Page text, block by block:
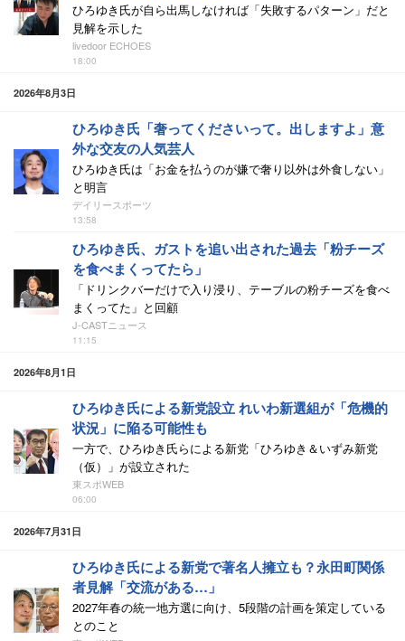
ひろゆき氏が自ら出馬しなければ「失敗するパターン」だと
見解を示した
livedoor ECHOES
18:00
2026年8月3日
ひろゆき氏「奢ってくださいって。出しますよ」意
外な交友の人気芸人
ひろゆき氏は「お金を払うのが嫌で奢り以外は外食しない」
と明言
デイリースポーツ
13:58
ひろゆき氏、ガストを追い出された過去「粉チーズ
を食べまくってたら」
「ドリンクバーだけで入り浸り、テーブルの粉チーズを食べ
まくってた」と回顧
J-CASTニュース
11:15
2026年8月1日
ひろゆき氏による新党設立 れいわ新選組が「危機的
状況」に陥る可能性も
一方で、ひろゆき氏らによる新党「ひろゆき＆いずみ新党
（仮）」が設立された
東スポWEB
06:00
2026年7月31日
ひろゆき氏による新党で著名人擁立も？永田町関係
者見解「交流がある…」
2027年春の統一地方選に向け、5段階の計画を策定している
とのこと